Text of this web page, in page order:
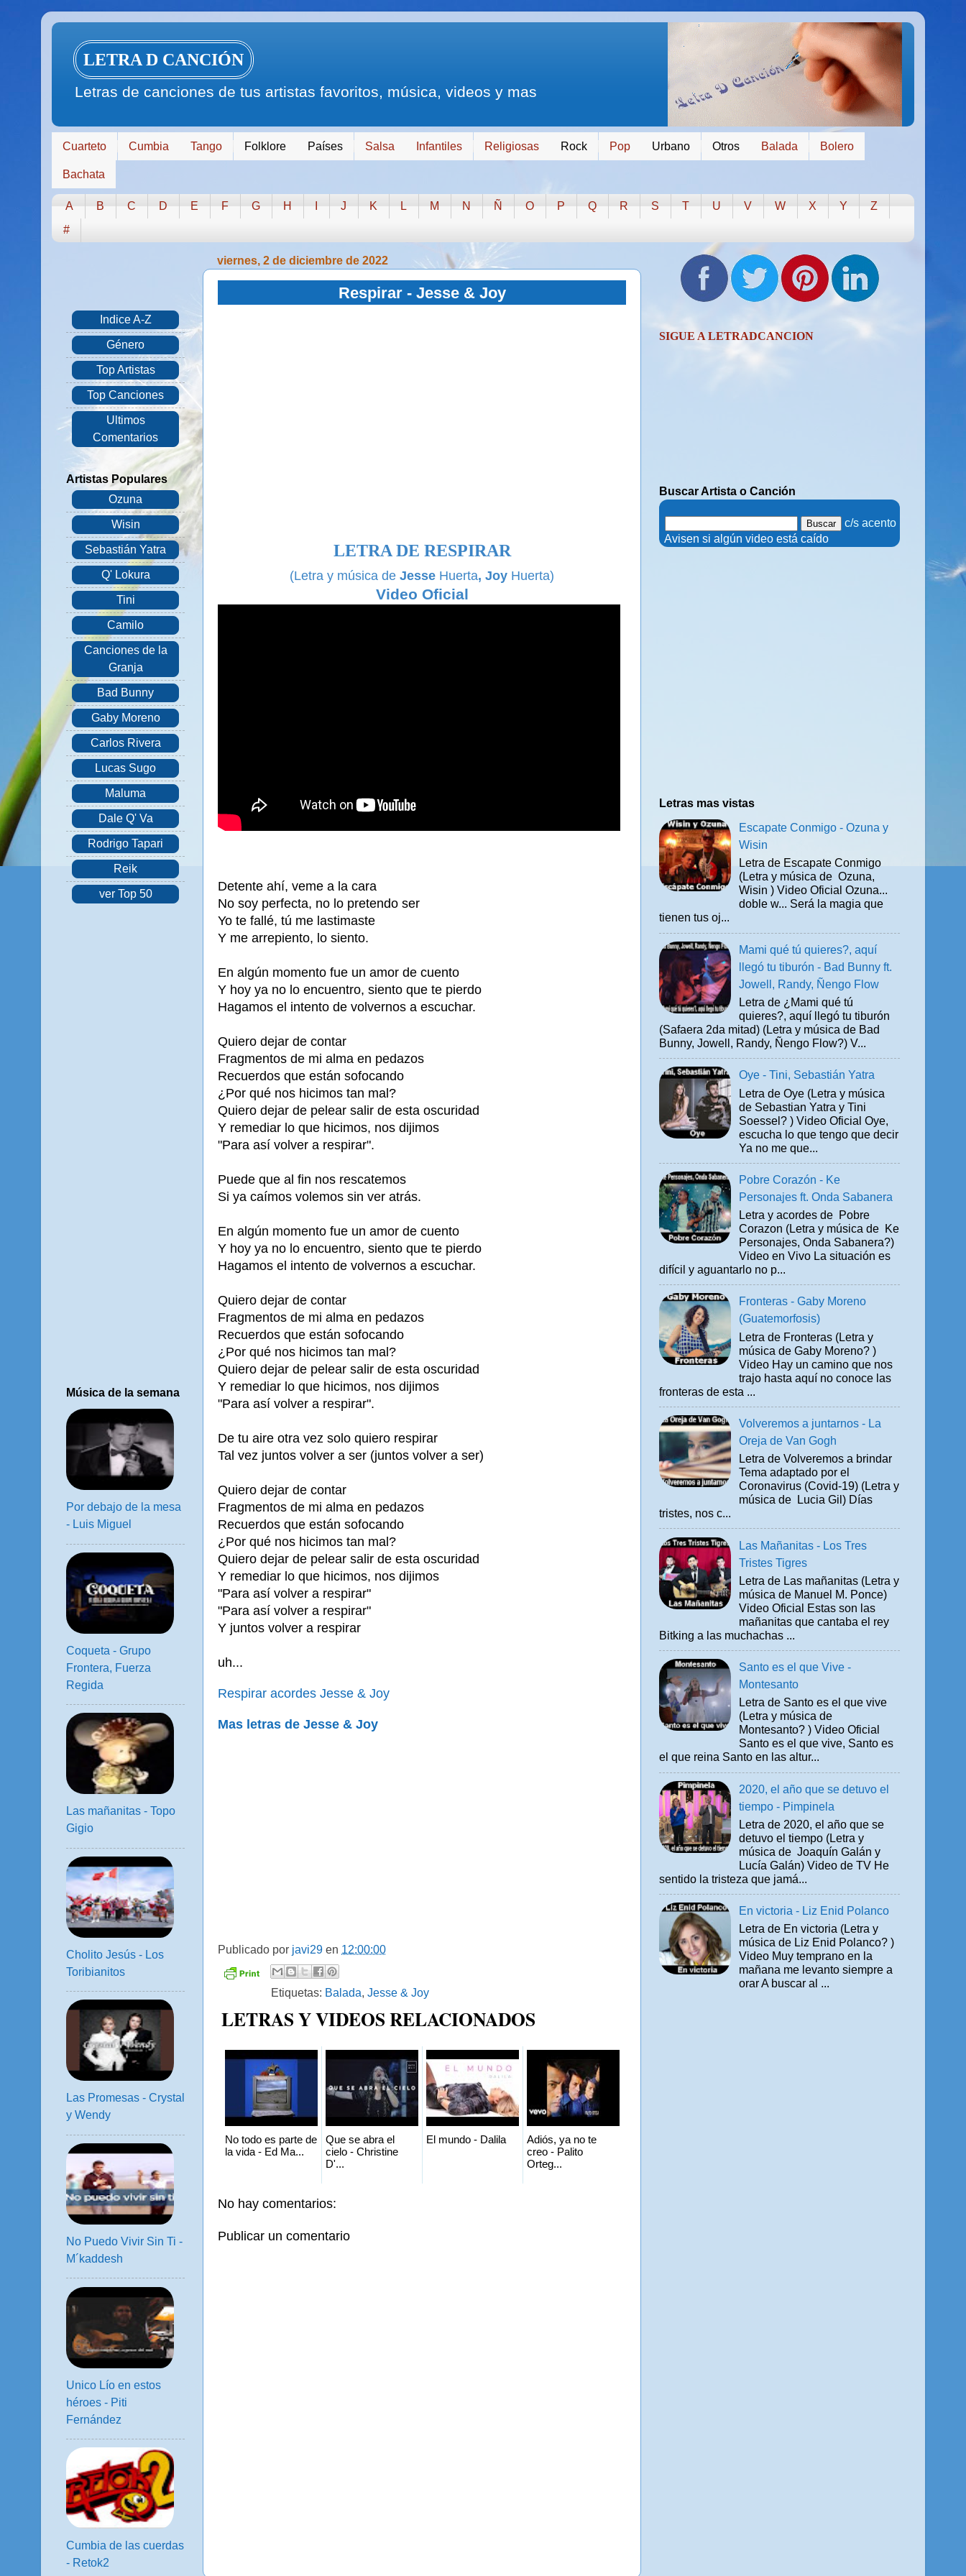
LETRA D CANCIÓN
Letras de canciones de tus artistas favoritos, música, videos y mas
Cuarteto Cumbia Tango Folklore Países Salsa Infantiles Religiosas Rock Pop Urbano Otros Balada Bolero
Bachata
A B C D E F G H J K L M N Ñ O P Q R S T U V W X Y
Z
#
viernes, 2 de diciembre de 2022
Respirar - Jesse & Joy
LETRA DE RESPIRAR
(Letra y música de Jesse Huerta, Joy Huerta)
Video Oficial
Detente ahí, veme a la cara
No soy perfecta, no lo pretendo ser
Yo te fallé, tú me lastimaste
Y me arrepiento, lo siento.
En algún momento fue un amor de cuento
Y hoy ya no lo encuentro, siento que te pierdo
Hagamos el intento de volvernos a escuchar.
Quiero dejar de contar
Fragmentos de mi alma en pedazos
Recuerdos que están sofocando
¿Por qué nos hicimos tan mal?
Quiero dejar de pelear salir de esta oscuridad
Y remediar lo que hicimos, nos dijimos
"Para así volver a respirar".
Puede que al fin nos rescatemos
Si ya caímos volemos sin ver atrás.
En algún momento fue un amor de cuento
Y hoy ya no lo encuentro, siento que te pierdo
Hagamos el intento de volvernos a escuchar.
Quiero dejar de contar
Fragmentos de mi alma en pedazos
Recuerdos que están sofocando
¿Por qué nos hicimos tan mal?
Quiero dejar de pelear salir de esta oscuridad
Y remediar lo que hicimos, nos dijimos
"Para así volver a respirar".
De tu aire otra vez solo quiero respirar
Tal vez juntos volver a ser (juntos volver a ser)
Quiero dejar de contar
Fragmentos de mi alma en pedazos
Recuerdos que están sofocando
¿Por qué nos hicimos tan mal?
Quiero dejar de pelear salir de esta oscuridad
Y remediar lo que hicimos, nos dijimos
"Para así volver a respirar"
"Para así volver a respirar"
Y juntos volver a respirar
uh...
Respirar acordes Jesse & Joy
Mas letras de Jesse & Joy
Publicado por javi29 en 12:00:00
Etiquetas: Balada, Jesse & Joy
LETRAS Y VIDEOS RELACIONADOS
No todo es parte de
la vida - Ed Ma...
Que se abra el
cielo - Christine
D'...
El mundo - Dalila
Adiós, ya no te
creo - Palito
Orteg...
No hay comentarios:
Publicar un comentario
Indice A-Z
Género
Top Artistas
Top Canciones
Ultimos
Comentarios
Artistas Populares
Ozuna
Wisin
Sebastián Yatra
Q' Lokura
Tini
Camilo
Canciones de la
Granja
Bad Bunny
Gaby Moreno
Carlos Rivera
Lucas Sugo
Maluma
Dale Q' Va
Rodrigo Tapari
Reik
ver Top 50
Música de la semana
Por debajo de la mesa
- Luis Miguel
Coqueta - Grupo
Frontera, Fuerza
Regida
Las mañanitas - Topo
Gigio
Cholito Jesús - Los
Toribianitos
Las Promesas - Crystal
y Wendy
No Puedo Vivir Sin Ti -
M´kaddesh
Unico Lío en estos
héroes - Piti
Fernández
Cumbia de las cuerdas
- Retok2
SIGUE A LETRADCANCION
Buscar Artista o Canción
c/s acento
. Avisen si algún video está caído
Letras mas vistas
Escapate Conmigo - Ozuna y
Wisin
Letra de Escapate Conmigo
(Letra y música de Ozuna,
Wisin ) Video Oficial Ozuna...
doble w... Será la magia que
tienen tus oj...
Mami qué tú quieres?, aquí
llegó tu tiburón - Bad Bunny ft.
Jowell, Randy, Ñengo Flow
Letra de ¿Mami qué tú
quieres?, aquí llegó tu tiburón
(Safaera 2da mitad) (Letra y música de Bad
Bunny, Jowell, Randy, Ñengo Flow?) V...
Oye - Tini, Sebastián Yatra
Letra de Oye (Letra y música
de Sebastian Yatra y Tini
Soessel? ) Video Oficial Oye,
escucha lo que tengo que decir
Ya no me que...
Pobre Corazón - Ke
Personajes ft. Onda Sabanera
Letra y acordes de Pobre
Corazon (Letra y música de Ke
Personajes, Onda Sabanera?)
Video en Vivo La situación es
difícil y aguantarlo no p...
Fronteras - Gaby Moreno
(Guatemorfosis)
Letra de Fronteras (Letra y
música de Gaby Moreno? )
Video Hay un camino que nos
trajo hasta aquí no conoce las
fronteras de esta ...
Volveremos a juntarnos - La
Oreja de Van Gogh
Letra de Volveremos a brindar
Tema adaptado por el
Coronavirus (Covid-19) (Letra y
música de Lucia Gil) Días
tristes, nos c...
Las Mañanitas - Los Tres
Tristes Tigres
Letra de Las mañanitas (Letra y
música de Manuel M. Ponce)
Video Oficial Estas son las
mañanitas que cantaba el rey
Bitking a las muchachas ...
Santo es el que Vive -
Montesanto
Letra de Santo es el que vive
(Letra y música de
Montesanto? ) Video Oficial
Santo es el que vive, Santo es
el que reina Santo en las altur...
2020, el año que se detuvo el
tiempo - Pimpinela
Letra de 2020, el año que se
detuvo el tiempo (Letra y
música de Joaquín Galán y
Lucía Galán) Video de TV He
sentido la tristeza que jamá...
En victoria - Liz Enid Polanco
Letra de En victoria (Letra y
música de Liz Enid Polanco? )
Video Muy temprano en la
mañana me levanto siempre a
orar A buscar al ...